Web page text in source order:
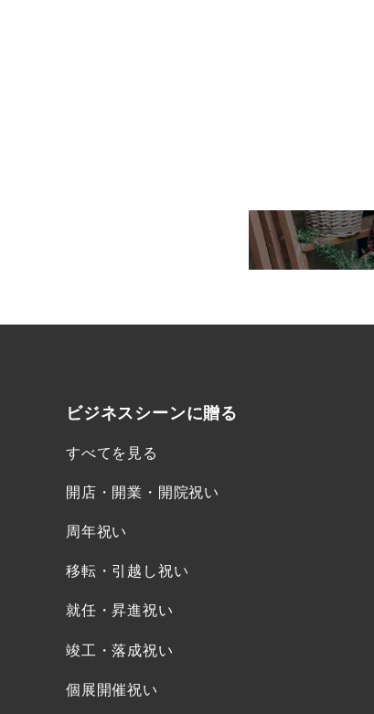
ビジネスシーンに贈る
すべてを見る
開店・開業・開院祝い
周年祝い
移転・引越し祝い
就任・昇進祝い
竣工・落成祝い
個展開催祝い